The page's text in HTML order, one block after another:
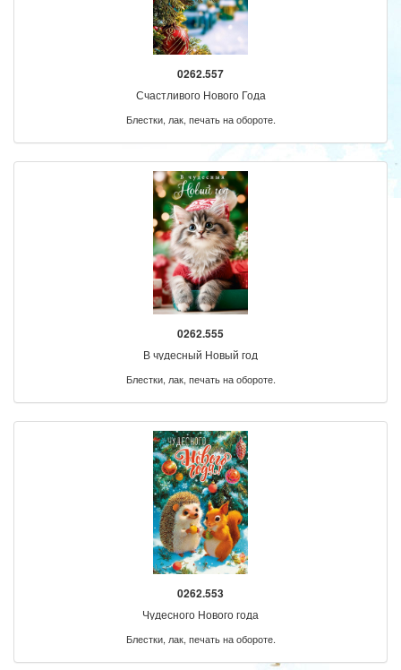
0262.557
Счастливого Нового Года
Блестки, лак, печать на обороте.
0262.555
В чудесный Новый год
Блестки, лак, печать на обороте.
0262.553
Чудесного Нового года
Блестки, лак, печать на обороте.